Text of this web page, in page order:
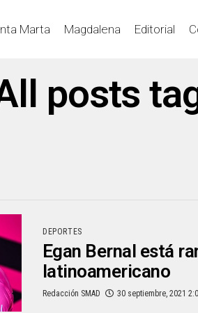
Marta Magdalena Editorial
posts
DEPORTES
Egan Bernal está
latinoamericano
Redacción SMAD 30 septiembre, 2021